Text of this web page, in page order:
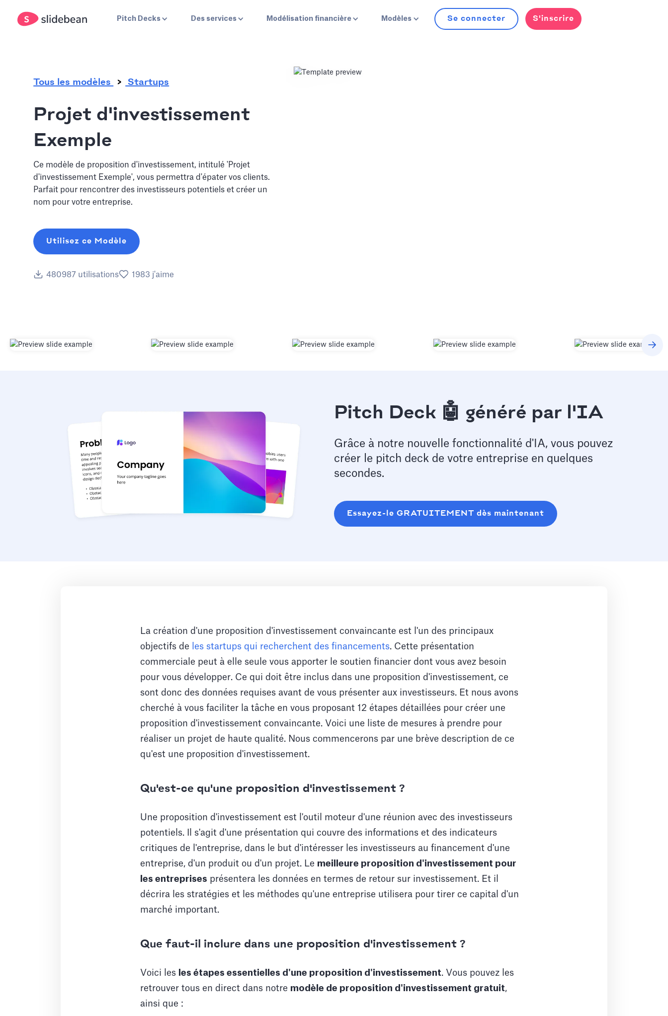
Pitch Decks Des services Modélisation financière Modèles Se connecter S'inscrire
Tous les modèles Startups
Projet d'investissement
Exemple
Ce modèle de proposition d'investissement, intitulé 'Projet
d'investissement Exemple', vous permettra d'épater vos clients.
Parfait pour rencontrer des investisseurs potentiels et créer un
nom pour votre entreprise.
Utilisez ce Modèle
480987 utilisations 1983 j'aime
Pitch Deck 🤖 généré par l'IA
Grâce à notre nouvelle fonctionnalité d'IA, vous pouvez
créer le pitch deck de votre entreprise en quelques
secondes.
Essayez-le GRATUITEMENT dès maintenant
La création d'une proposition d'investissement convaincante est l'un des principaux
objectifs de
les startups qui recherchent des financements. Cette présentation
commerciale peut à elle seule vous apporter le soutien financier dont vous avez besoin
pour vous développer. Ce qui doit être inclus dans une proposition d'investissement, ce
sont donc des données requises avant de vous présenter aux investisseurs. Et nous avons
cherché à vous faciliter la tâche en vous proposant 12 étapes détaillées pour créer une
proposition d'investissement convaincante. Voici une liste de mesures à prendre pour
réaliser un projet de haute qualité. Nous commencerons par une brève description de ce
qu'est une proposition d'investissement.
Qu'est-ce qu'une proposition d'investissement ?
Une proposition d'investissement est l'outil moteur d'une réunion avec des investisseurs
potentiels. Il s'agit d'une présentation qui couvre des informations et des indicateurs
critiques de l'entreprise, dans le but d'intéresser les investisseurs au financement d'une
entreprise, d'un produit ou d'un projet. Le meilleure proposition d'investissement pour
les entreprises présentera les données en termes de retour sur investissement. Et il
décrira les stratégies et les méthodes qu'une entreprise utilisera pour tirer ce capital d'un
marché important.
Que faut-il inclure dans une proposition d'investissement ?
Voici les les étapes essentielles d'une proposition d'investissement. Vous pouvez les
retrouver tous en direct dans notre modèle de proposition d'investissement gratuit,
ainsi que :